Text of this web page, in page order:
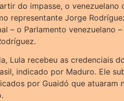
do impasse, o venezuelano
representante Jorge
– o Parlamento venezuelano
Lula recebeu as credenciais
indicado por Maduro. Ele
por Guaidó que atuaram